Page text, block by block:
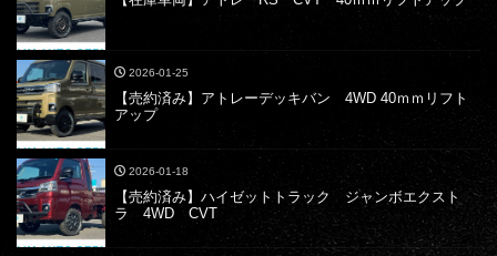
2026-01-25
【売約済み】アトレーデッキバン 4WD 40ｍｍリフト
アップ
2026-01-18
【売約済み】ハイゼットトラック ジャンボエクスト
ラ 4WD CVT